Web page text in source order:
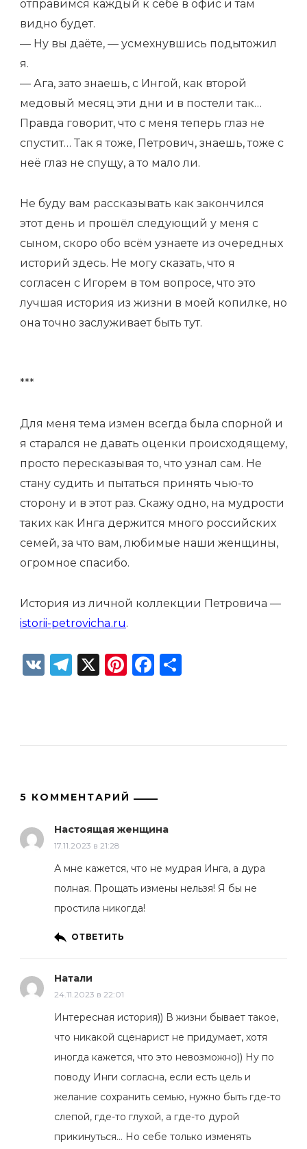
отправимся каждый к себе в офис и там
видно будет.
— Ну вы даёте, — усмехнувшись подытожил
я.
— Ага, зато знаешь, с Ингой, как второй
медовый месяц эти дни и в постели так…
Правда говорит, что с меня теперь глаз не
спустит… Так я тоже, Петрович, знаешь, тоже с
неё глаз не спущу, а то мало ли.
Не буду вам рассказывать как закончился
этот день и прошёл следующий у меня с
сыном, скоро обо всём узнаете из очередных
историй здесь. Не могу сказать, что я
согласен с Игорем в том вопросе, что это
лучшая история из жизни в моей копилке, но
она точно заслуживает быть тут.
***
Для меня тема измен всегда была спорной и
я старался не давать оценки происходящему,
просто пересказывая то, что узнал сам. Не
стану судить и пытаться принять чью-то
сторону и в этот раз. Скажу одно, на мудрости
таких как Инга держится много российских
семей, за что вам, любимые наши женщины,
огромное спасибо.
История из личной коллекции Петровича —
istorii-petrovicha.ru.
VK Telegram
X Pinterest
Facebook
5 КОММЕНТАРИЙ
Настоящая женщина
17.11.2023 в 21:28
А мне кажется, что не мудрая Инга, а дура
полная. Прощать измены нельзя! Я бы не
простила никогда!
ОТВЕТИТЬ
Натали
24.11.2023 в 22:01
Интересная история)) В жизни бывает такое,
что никакой сценарист не придумает, хотя
иногда кажется, что это невозможно)) Ну по
поводу Инги согласна, если есть цель и
желание сохранить семью, нужно быть где-то
слепой, где-то глухой, а где-то дурой
прикинуться… Но себе только изменять